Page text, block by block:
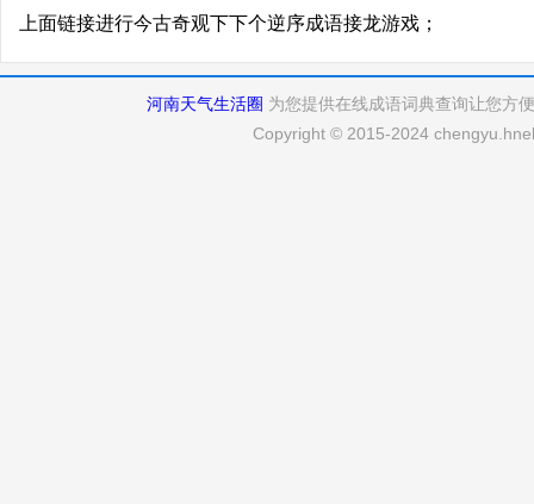
上面链接进行今古奇观下下个逆序成语接龙游戏；
河南天气生活圈 为您提供在线成语词典查询让您方
Copyright © 2015-2024